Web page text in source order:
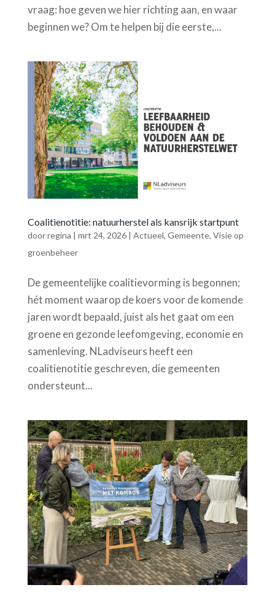
vraag: hoe geven we hier richting aan, en waar
beginnen we? Om te helpen bij die eerste,...
Coalitienotitie: natuurherstel als kansrijk startpunt
doorregina | mrt 24, 2026| Actueel, Gemeente, Visie op
groenbeheer
De gemeentelijke coalitievorming is begonnen;
hét moment waarop de koers voor de komende
jaren wordt bepaald, juist als het gaat om een
groene en gezonde leefomgeving, economie en
samenleving. NLadviseurs heeft een
coalitienotitie geschreven, die gemeenten
ondersteunt...